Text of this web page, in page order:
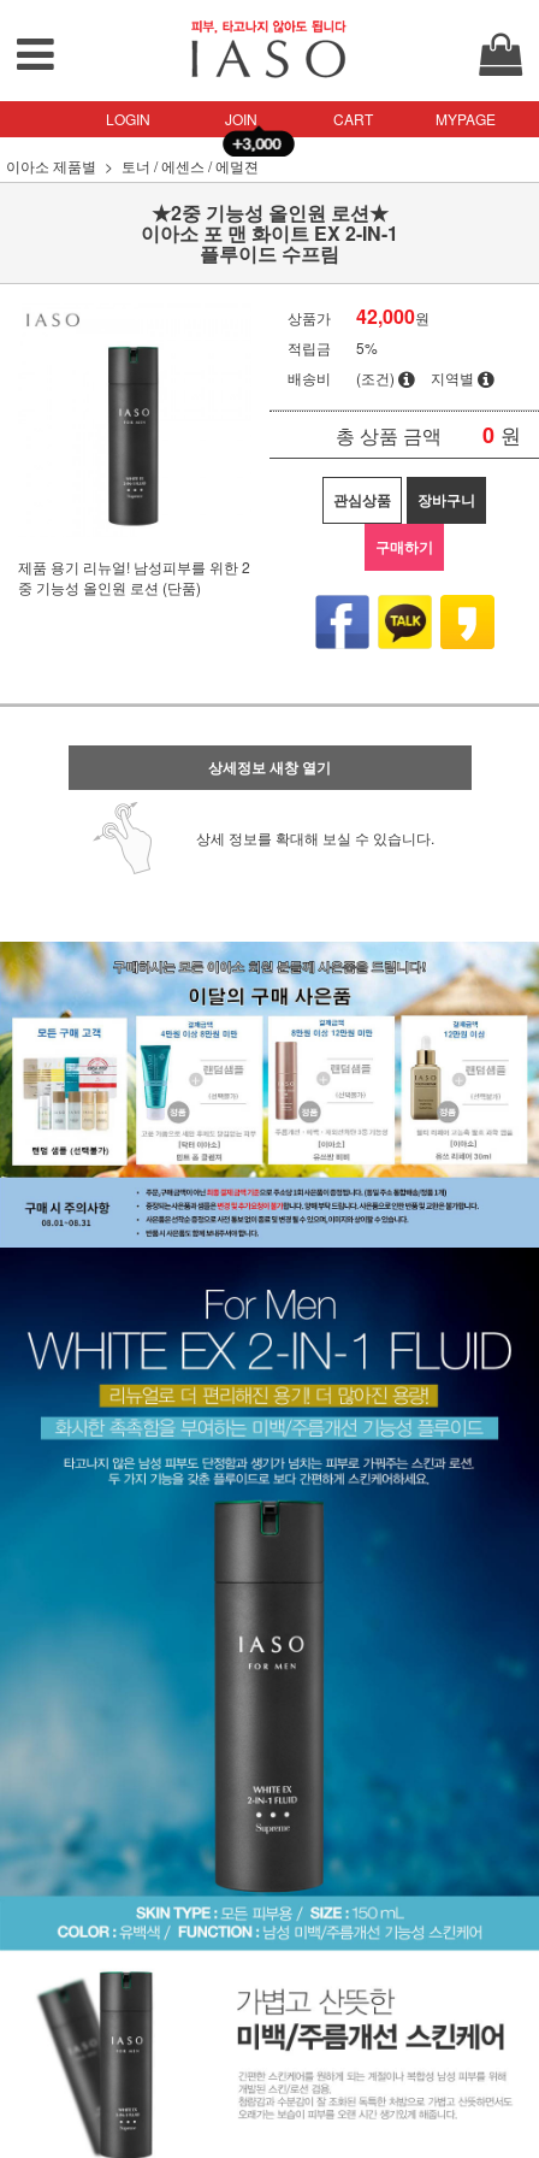
LOGIN JOIN CART MYPAGE
이아소 제품별 토너 / 에센스 / 에멀젼
★2중 기능성 올인원 로션★
이아소 포 맨 화이트 EX 2-IN-1
플루이드 수프림
제품 용기 리뉴얼! 남성피부를 위한 2
중 기능성 올인원 로션 (단품)
상품가 42,000원
적립금
5%
배송비
(조건) 지역별
총 상품 금액 0 원
관심상품 장바구니
구매하기
상세정보 새창 열기
상세 정보를 확대해 보실 수 있습니다.